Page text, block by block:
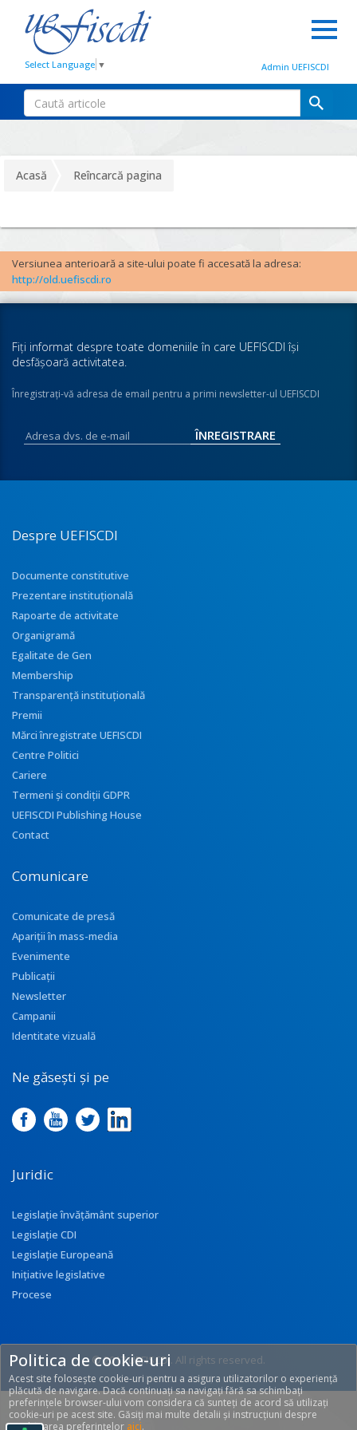
Select Language ▼ Admin UEFISCDI
Acasă Reîncarcă pagina
Versiunea anterioară a site-ului poate fi accesată la adresa:
http://old.uefiscdi.ro
Fiţi informat despre toate domeniile în care UEFISCDI îşi
desfăşoară activitatea.
Înregistraţi-vă adresa de email pentru a primi newsletter-ul UEFISCDI
Despre UEFISCDI
Documente constitutive
Prezentare instituţională
Rapoarte de activitate
Organigramă
Egalitate de Gen
Membership
Transparenţă instituţională
Premii
Mărci înregistrate UEFISCDI
Centre Politici
Cariere
Termeni și condiții GDPR
UEFISCDI Publishing House
Contact
Comunicare
Comunicate de presă
Apariţii în mass-media
Evenimente
Publicații
Newsletter
Campanii
Identitate vizuală
Ne găsești și pe
Juridic
Legislație învățământ superior
Legislație CDI
Legislație Europeană
Inițiative legislative
Procese
© 2017 UEFISCDI. All rights reserved.
[T: 0.3214, O: 92]
Politica de cookie-uri
Acest site folosește cookie-uri pentru a asigura utilizatorilor o experiență
plăcută de navigare. Dacă continuați sa navigați fără sa schimbați
preferințele browser-ului vom considera că sunteți de acord să utilizați
cookie-uri pe acest site. Găsiți mai multe detalii și instrucțiuni despre
modificarea preferințelor aici.